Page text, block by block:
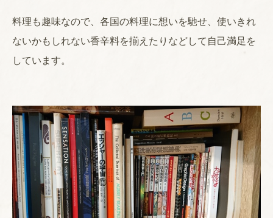
料理も趣味なので、各国の料理に想いを馳せ、使いきれ
ないかもしれない香辛料を揃えたりなどして自己満足を
しています。